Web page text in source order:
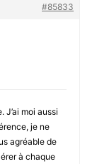
#85833
J’ai moi aussi
je ne
agréable de
à chaque